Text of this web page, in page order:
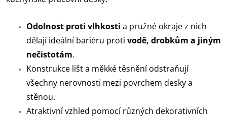
Odolnost proti vlhkosti a pružné okraje z nich
dělají ideální bariéru proti vodě, drobkům a jiným
nečistotám.
Konstrukce lišt a měkké těsnění odstraňují
všechny nerovnosti mezi povrchem desky a
stěnou.
Atraktivní vzhled pomocí různých dekorativních